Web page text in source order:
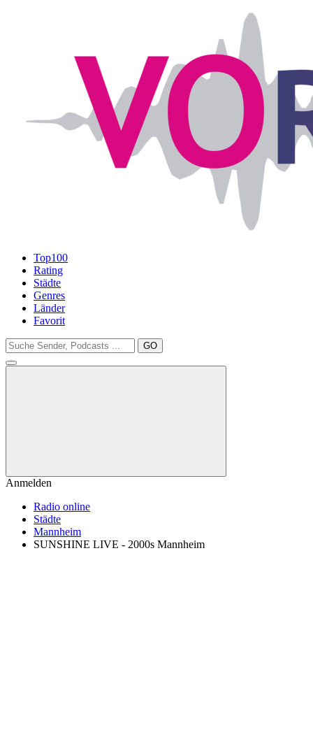
Top100
Rating
Städte
Genres
Länder
Favorit
GO
Anmelden
Radio online
Städte
Mannheim
SUNSHINE LIVE - 2000s Mannheim